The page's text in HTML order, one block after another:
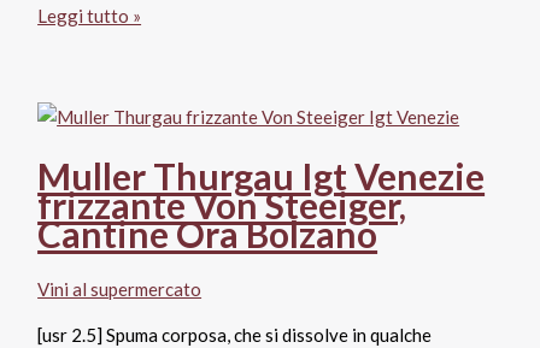
Vini
al
supermercato
fino
a
fine
febbraio:
voti
Leggi tutto »
Muller Thurgau Igt Venezie
frizzante Von Steeiger,
Cantine Ora Bolzano
Vini al supermercato
[usr 2.5] Spuma corposa, che si dissolve in qualche